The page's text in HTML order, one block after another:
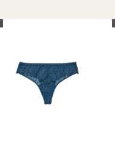
SILK FRAISE